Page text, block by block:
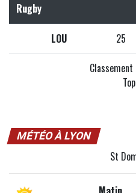
Rugby
LOU 25
Classement
MÉTÉO À LYON
St